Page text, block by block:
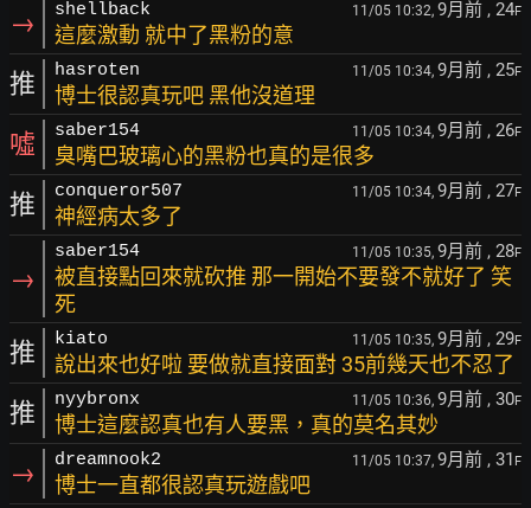
→ shellback 11/05 10:32, 9月前 , 24F
這麼激動 就中了黑粉的意
推 hasroten 11/05 10:34, 9月前 , 25F
博士很認真玩吧 黑他沒道理
噓 saber154 11/05 10:34, 9月前 , 26F
臭嘴巴玻璃心的黑粉也真的是很多
推 conqueror507 11/05 10:34, 9月前 , 27F
神經病太多了
→
saber154 11/05 10:35, 9月前 , 28F
被直接點回來就砍推 那一開始不要發不就好了 笑
死
推 kiato 11/05 10:35, 9月前 , 29F
說出來也好啦 要做就直接面對 35前幾天也不忍了
推 nyybronx 11/05 10:36, 9月前 , 30F
博士這麼認真也有人要黑，真的莫名其妙
→ dreamnook2 11/05 10:37, 9月前 , 31 F
博士一直都很認真玩遊戲吧